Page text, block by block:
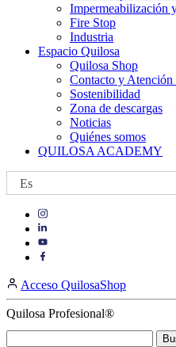
Impermeabilización
Fire Stop
Industria
Espacio Quilosa
Quilosa Shop
Contacto y Atención
Sostenibilidad
Zona de descargas
Noticias
Quiénes somos
QUILOSA ACADEMY
Es
Visit
https://
Visit
our
Visit
page
https://
page
Acceso QuilosaShop
Quilosa Profesional®